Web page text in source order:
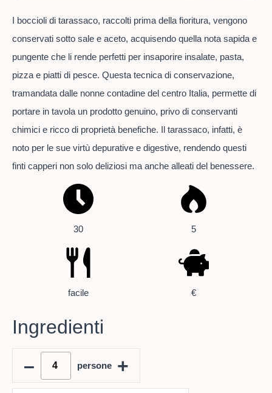
I boccioli di tarassaco, raccolti prima della fioritura, vengono
conservati sotto sale e aceto, acquisendo quella nota sapida e
pungente che li rende perfetti per insaporire insalate, pasta,
pizza e piatti di pesce. Questa tecnica di conservazione,
tramandata dalle nonne contadine del centro Italia, permette di
portare in tavola un prodotto genuino, privo di conservanti
chimici e ricco di proprietà benefiche. Il tarassaco, infatti, è
noto per le sue virtù depurative e digestive, rendendo questi
finti capperi non solo deliziosi ma anche alleati del benessere.
30 5
facile €
Ingredienti
–
persone +